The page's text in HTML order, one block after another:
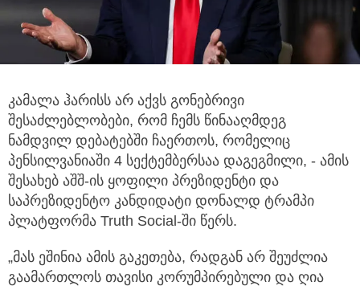
კამალა ჰარისს არ აქვს გონებრივი
შესაძლებლობები, რომ ჩემს წინააღმდეგ
ნამდვილ დებატებში ჩაერთოს, რომელიც
პენსილვანიაში 4 სექტემბერსაა დაგეგმილი, - ამის
შესახებ აშშ-ის ყოფილი პრეზიდენტი და
საპრეზიდენტო კანდიდატი დონალდ ტრამპი
პლატფორმა Truth Social-ში წერს.
„მას ეშინია ამის გაკეთება, რადგან არ შეუძლია
გაამართლოს თავისი კორუმპირებული და ღია